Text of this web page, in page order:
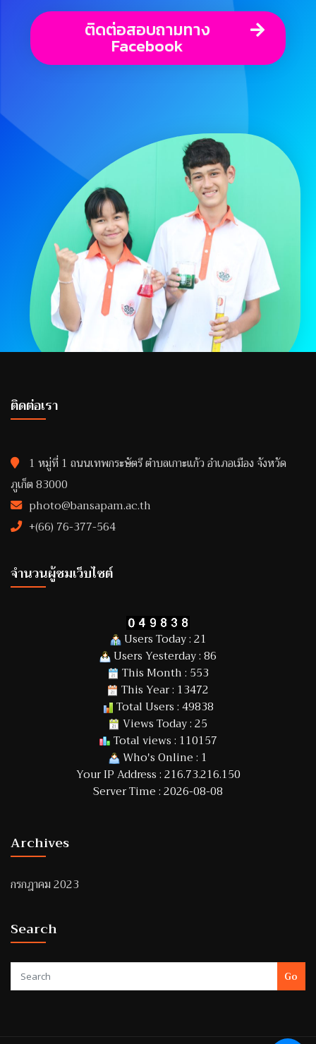
ติดต่อสอบถามทาง
Facebook
ติดต่อเรา
1 หมู่ที่ 1 ถนนเทพกระษัตรี ตำบลเกาะแก้ว อำเภอเมือง จังหวัด
ภูเก็ต 83000
photo@bansapam.ac.th
+(66) 76-377-564
จำนวนผู้ชมเว็บไซต์
Users Today : 21
Users Yesterday : 86
This Month : 553
This Year : 13472
Total Users : 49838
Views Today : 25
Total views : 110157
Who's Online : 1
Your IP Address : 216.73.216.150
Server Time : 2026-08-08
Archives
กรกฎาคม 2023
Search
Go